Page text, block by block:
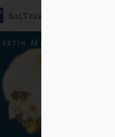
SalTerrae